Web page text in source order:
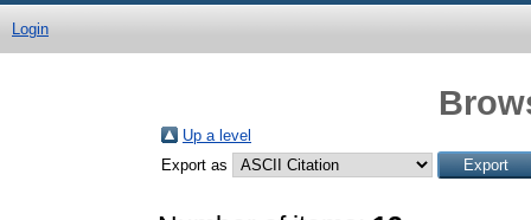
Login
Up a level
Export as